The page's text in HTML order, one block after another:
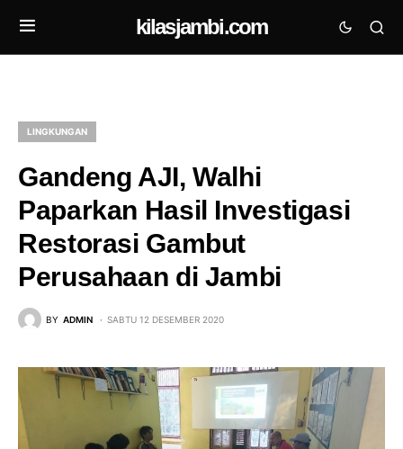
kilasjambi.com
LINGKUNGAN
Gandeng AJI, Walhi
Paparkan Hasil Investigasi
Restorasi Gambut
Perusahaan di Jambi
BY ADMIN SABTU 12 DESEMBER 2020